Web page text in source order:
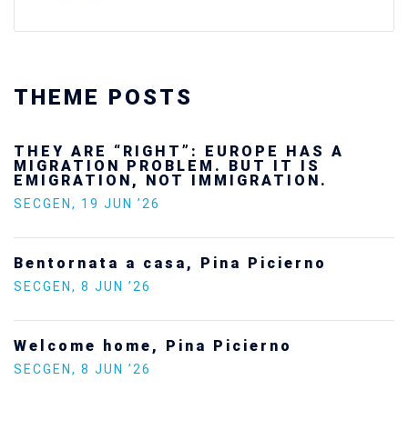
THEME POSTS
Ukraine’s youth are defending Europe’s
future — and we will not look away
SECGEN,24 FEB ’26
Europe on the situation in Venezuela
SECGEN, 5 JAN ’26
Increasing Youth Participation in
Politics